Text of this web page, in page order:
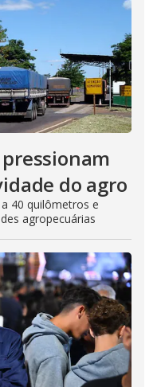
do agro
40 quilômetros e
agropecuárias